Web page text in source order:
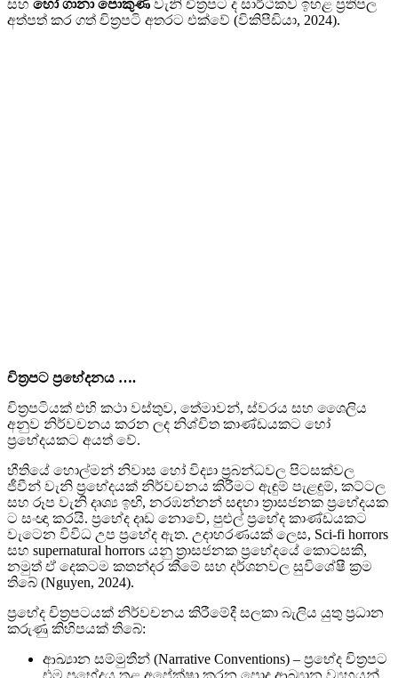
සහ හෝ ගානා පොකුණ වැනි චිත්‍රපට ද සාර්ථකව ඉහළ ප්‍රතිපල
අත්පත් කර ගත් චිත්‍රපටි අතරට එක්වේ (විකිපීඩියා, 2024).
චිත්‍රපට ප්‍රභේදනය ….
චිත්‍රපටියක් එහි කථා වස්තුව, තේමාවන්, ස්වරය සහ ශෛලිය
අනුව නිර්වචනය කරන ලද නිශ්චිත කාණ්ඩයකට හෝ
ප්‍රභේදයකට අයත් වේ.
භීතියේ හොල්මන් නිවාස හෝ විද්‍යා ප්‍රබන්ධවල පිටසක්වල
ජීවීන් වැනි ප්‍රභේදයක් නිර්වචනය කිරීමට ඇඳුම් පැළඳුම්, කට්ටල
සහ රූප වැනි දෘශ්‍ය ඉඟි, නරඹන්නන් සඳහා ත්‍රාසජනක ප්‍රභේදයක
ට සංඥා කරයි. ප්‍රභේද දෘඩ නොවේ, පුළුල් ප්‍රභේද කාණ්ඩයකට
වැටෙන විවිධ උප ප්‍රභේද ඇත. උදාහරණයක් ලෙස, Sci-fi horrors
සහ supernatural horrors යනු ත්‍රාසජනක ප්‍රභේදයේ කොටසකි,
නමුත් ඒ දෙකටම කතන්දර කීමේ සහ දර්ශනවල සුවිශේෂී ක්‍රම
තිබේ (Nguyen, 2024).
ප්‍රභේද චිත්‍රපටයක් නිර්වචනය කිරීමේදී සලකා බැලිය යුතු ප්‍රධාන
කරුණු කිහිපයක් තිබේ:
ආඛ්‍යාන සම්මුතීන් (Narrative Conventions) – ප්‍රභේද චිත්‍රපට
එම ප්‍රභේදය තුළ අපේක්ෂා කරන පොදු ආඛ්‍යාන ව්‍යුහයන්,